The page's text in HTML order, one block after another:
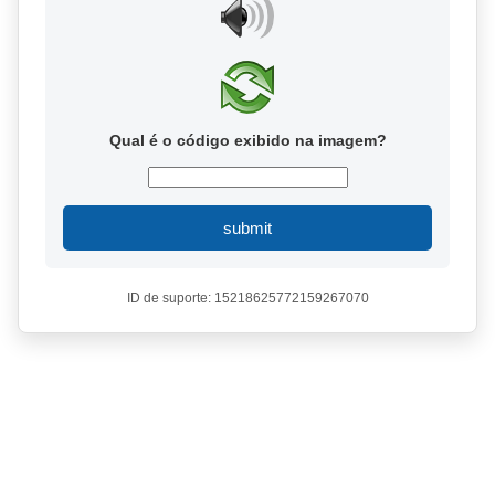
Qual é o código exibido na imagem?
submit
ID de suporte: 15218625772159267070